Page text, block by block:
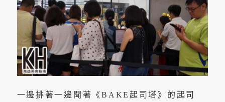
一邊排著一邊聞著《BAKE起司塔》的起司